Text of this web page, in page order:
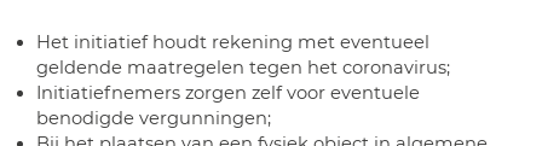
Het initiatief houdt rekening met eventueel
geldende maatregelen tegen het coronavirus;
Initiatiefnemers zorgen zelf voor eventuele
benodigde vergunningen;